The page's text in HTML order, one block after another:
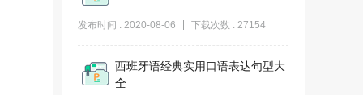
发布时间 : 2020-08-06 下载次数 : 27154
西班牙语经典实用口语表达句型大
全